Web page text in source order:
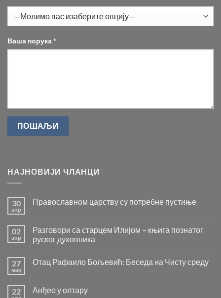
Ваша порука *
НАЈНОВИЈИ ЧЛАНЦИ
30
апр
Православном царству су потребне пустиње
Православном
царству
су
02
апр
Разговори са старцем Илијом – књига познатог
руског духовника
на
Разговори
Илијом
–
27
мар
Отац Рафаило Бољевић: Беседа на Чисту среду
Отац
22 Анђео у олтару